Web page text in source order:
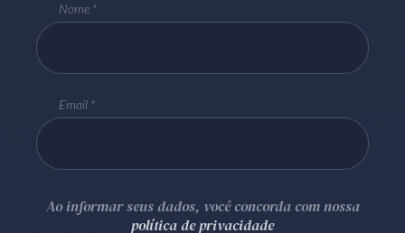
Nome
Email
Ao informar seus dados, você concorda com nossa
política de privacidade